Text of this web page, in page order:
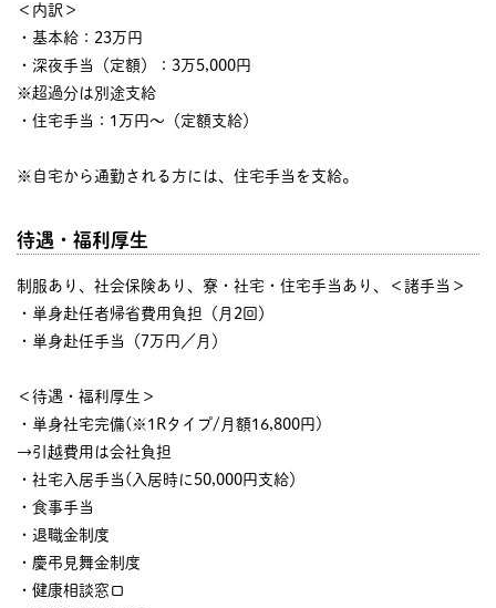
＜内訳＞
・基本給：23万円
・深夜手当（定額）：3万5,000円
※超過分は別途支給
・住宅手当：1万円～（定額支給）
※自宅から通勤される方には、住宅手当を支給。
待遇・福利厚生
制服あり、社会保険あり、寮・社宅・住宅手当あり、＜諸手当＞
・単身赴任者帰省費用負担（月2回）
・単身赴任手当（7万円／月）
＜待遇・福利厚生＞
・単身社宅完備(※1Rタイプ/月額16,800円)
→引越費用は会社負担
・社宅入居手当(入居時に50,000円支給）
・食事手当
・退職金制度
・慶弔見舞金制度
・健康相談窓口